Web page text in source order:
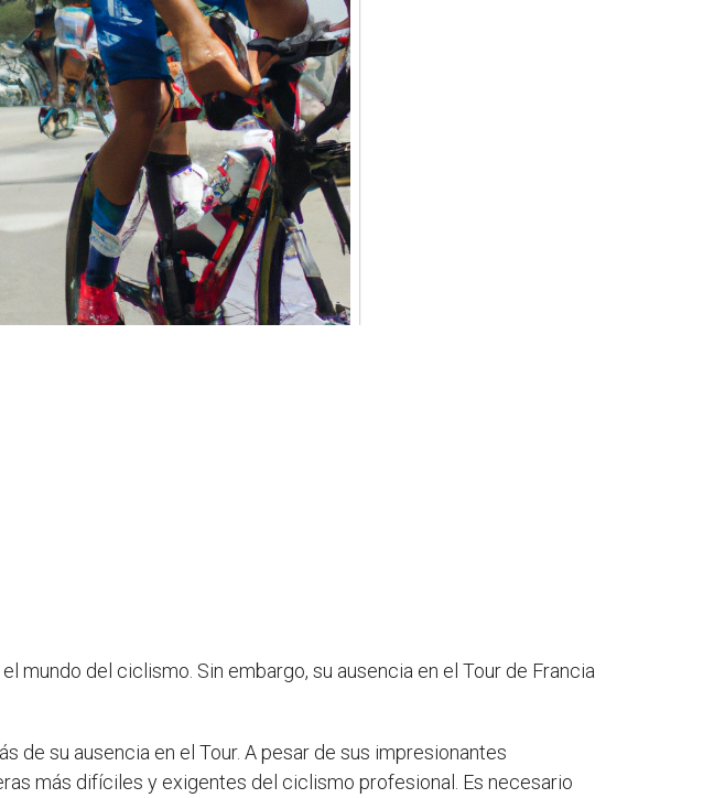
mundo del ciclismo. Sin embargo, su ausencia en el Tour de Francia
de su ausencia en el Tour. A pesar de sus impresionantes
más difíciles y exigentes del ciclismo profesional. Es necesario